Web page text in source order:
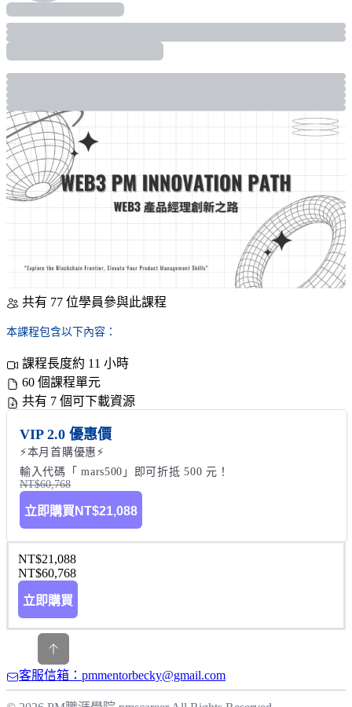
共有 77 位學員參與此課程
本課程包含以下內容：
課程長度約 11 小時
60 個課程單元
共有 7 個可下載資源
VIP 2.0 優惠價
⚡本月首購優惠⚡
輸入代碼「 mars500」即可折抵 500 元！
NT$60,768
立即購買 NT$21,088
NT$21,088
NT$60,768
立即購買
客服信箱：pmmentorbecky@gmail.com